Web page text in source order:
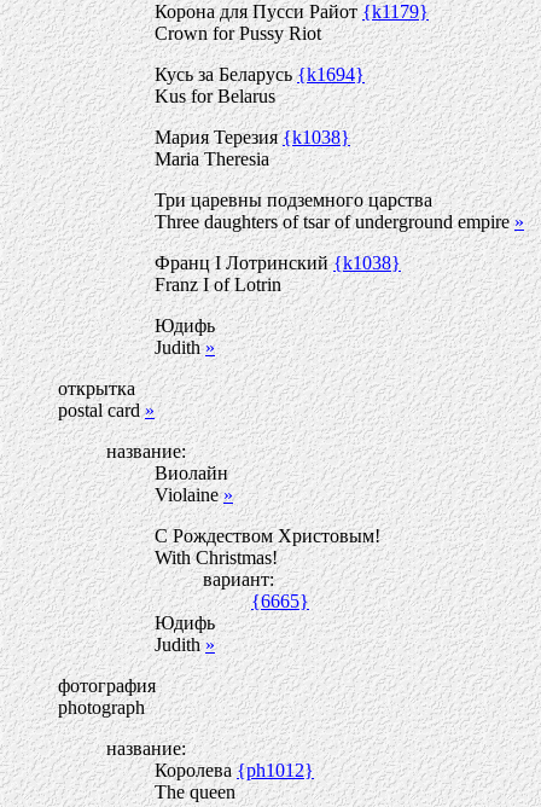
Корона для Пусси Райот{k1179}
Crown for Pussy Riot
Кусь за Беларусь{k1694}
Kus for Belarus
Мария Терезия{k1038}
Maria Theresia
Три царевны подземного царства
Three daughters of tsar of underground empire»
Франц I Лотринский{k1038}
Franz I of Lotrin
Юдифь
Judith»
открытка
postal card»
название:
Виолайн
Violaine»
С Рождеством Христовым!
With Christmas!
вариант:
{6665}
Юдифь
Judith»
фотография
photograph
название:
Королева{ph1012}
The queen